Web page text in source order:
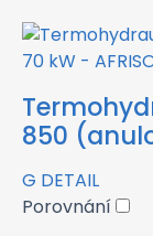
850
G DETAIL
Porovnání